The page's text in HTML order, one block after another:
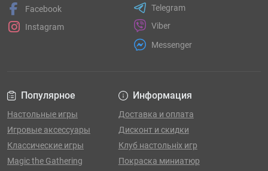
Популярное
Настольные игры
Игровые аксессуары
Классические игры
Magic the Gathering
Информация
Доставка и оплата
Дисконт и скидки
Клуб настольніх игр
Покраска миниатюр
Facebook
Instagram
Telegram
Viber
Messenger